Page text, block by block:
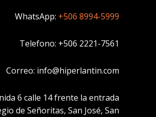
WhatsApp: +506 8994-5999
Telefono: +506 2221-7561
Correo: info@hiperlantin.com
6 calle 14 frente la entrada
de Señoritas, San José, San